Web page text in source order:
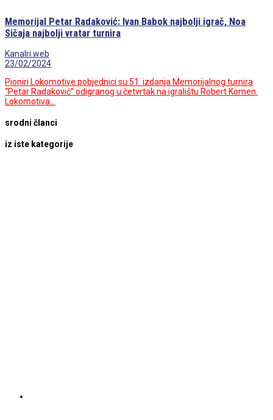
Memorijal Petar Radaković: Ivan Babok najbolji igrač, Noa
Sičaja najbolji vratar turnira
Kanalri.web
23/02/2024
Pioniri Lokomotive pobjednici su 51. izdanja Memorijalnog turnira
“Petar Radaković” odigranog u četvrtak na igralištu Robert Komen.
Lokomotiva…
srodni članci
iz iste kategorije